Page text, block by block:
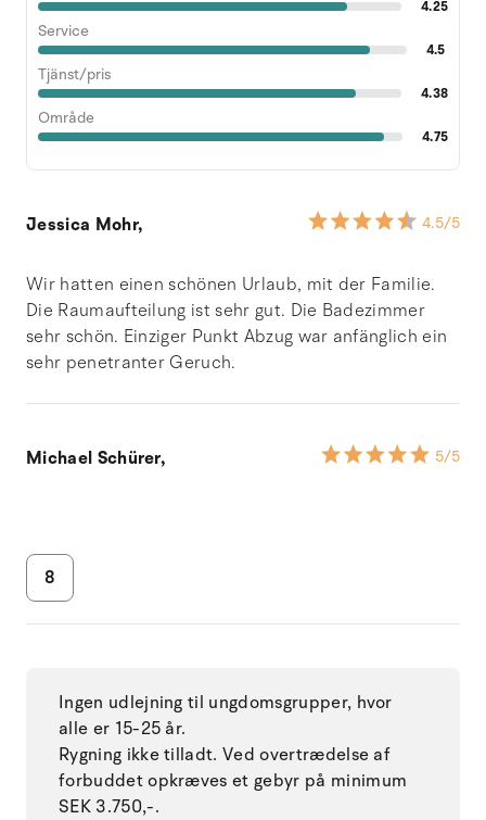
4.25
Service
4.5
Tjänst/pris
4.38
Område
4.75
Jessica Mohr, 4.5/5
Wir hatten einen schönen Urlaub, mit der Familie.
Die Raumaufteilung ist sehr gut. Die Badezimmer
sehr schön. Einziger Punkt Abzug war anfänglich ein
sehr penetranter Geruch.
Michael Schürer, 5/5
8
Ingen udlejning til ungdomsgrupper, hvor
alle er 15-25 år.
Rygning ikke tilladt. Ved overtrædelse af
forbuddet opkræves et gebyr på minimum
SEK 3.750,-.